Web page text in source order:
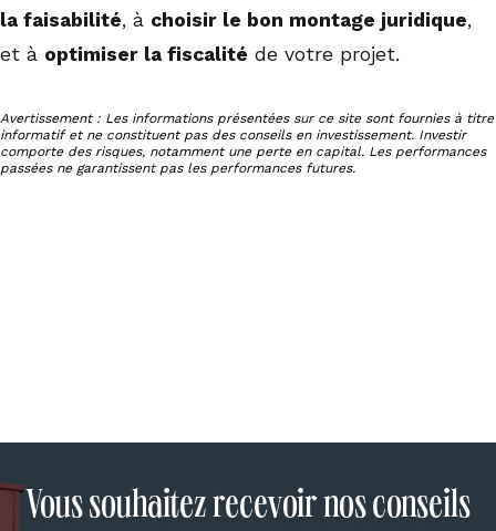
la faisabilité, à choisir le bon montage juridique,
et à optimiser la fiscalité de votre projet.
Avertissement : Les informations présentées sur ce site sont fournies à titre
informatif et ne constituent pas des conseils en investissement. Investir
comporte des risques, notamment une perte en capital. Les performances
passées ne garantissent pas les performances futures.
Vous souhaitez recevoir nos conseils